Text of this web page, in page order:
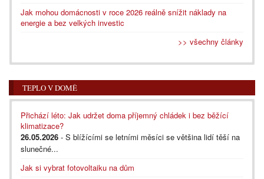
Jak mohou domácnosti v roce 2026 reálně snížit náklady na
energie a bez velkých investic
>> všechny články
TEPLO V DOMĚ
Přichází léto: Jak udržet doma příjemný chládek i bez běžící
klimatizace?
26.05.2026 - S blížícími se letními měsíci se většina lidí těší na
slunečné...
Jak si vybrat fotovoltaiku na dům